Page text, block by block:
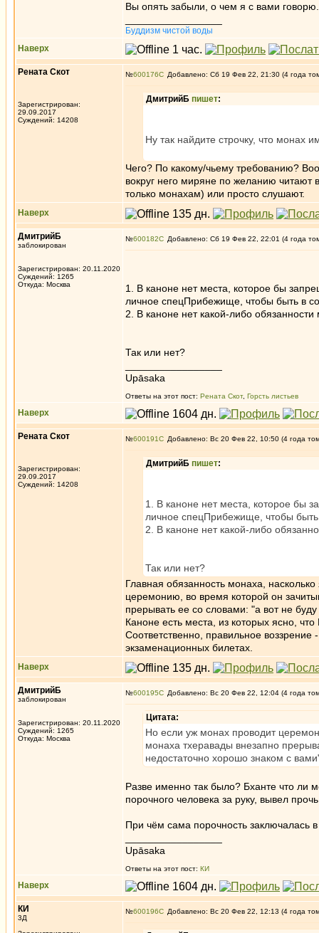
Вы опять забыли, о чем я с вами
Буддизм чистой воды
Наверх
Рената Скот
Зарегистрирован:
29.09.2017
Суждений: 14208
№600176 Добавлено: Сб 19 Фев 22, 21:30 (4 года
ДмитрийБ пишет:
Ну так найдите строчку, что монах
Чего? По какому/чьему требованию?
вокруг него миряне по желанию читают
только монахам) или просто слушают.
Наверх
ДмитрийБ
заблокирован
Зарегистрирован: 20.11.2020
Суждений: 1265
Откуда: Москва
№600182 Добавлено: Сб 19 Фев 22, 22:01 (4 года
1. В каноне нет места, которое бы
личное спецПрибежище, чтобы быть в
2. В каноне нет какой-либо
Так или нет?
Upāsaka
Ответы на этот пост: Рената Скот, Горсть листьев
Наверх
Рената Скот
Зарегистрирован:
29.09.2017
Суждений: 14208
№600191 Добавлено: Вс 20 Фев 22, 10:50 (4 года
ДмитрийБ пишет:
1. В каноне нет места, которое бы
личное спецПрибежище, чтобы
2. В каноне нет какой-либо
Так или нет?
Главная обязанность монаха,
церемонию, во время которой он
прерывать ее со словами: "а вот не
Каноне есть места, из которых ясно,
Соответственно, правильное
экзаменационных билетах.
Наверх
ДмитрийБ
заблокирован
Зарегистрирован: 20.11.2020
Суждений: 1265
Откуда: Москва
№600195 Добавлено: Вс 20 Фев 22, 12:04 (4 года
Цитата:
Но если уж монах проводит
монаха тхеравады внезапно
недостаточно хорошо знаком с
Разве именно так было? Бханте что ли
порочного человека за руку, вывел
При чём сама порочность заключалась
Upāsaka
Ответы на этот пост: КИ
Наверх
КИ
3Д
№600196 Добавлено: Вс 20 Фев 22, 12:13 (4 года